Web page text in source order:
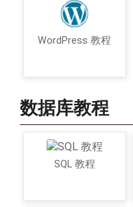
WordPress 教程
数据库教程
SQL 教程